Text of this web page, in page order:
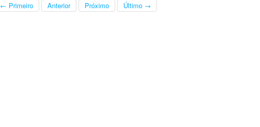
← Primeiro Anterior Próximo Último →